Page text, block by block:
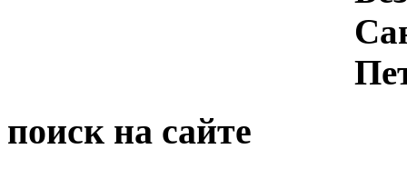
поиск на сайте